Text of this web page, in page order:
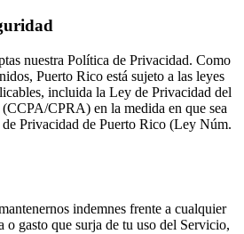
nuestra Política de Privacidad. Como
Puerto Rico está sujeto a las leyes
incluida la Ley de Privacidad del
CPRA) en la medida en que sea
Privacidad de Puerto Rico (Ley Núm.
indemnes frente a cualquier
o gasto que surja de tu uso del Servicio,